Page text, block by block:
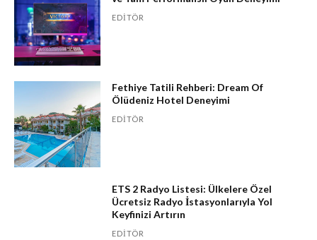
EDITÖR
Fethiye Tatili Rehberi: Dream Of
Ölüdeniz Hotel Deneyimi
EDITÖR
ETS 2 Radyo Listesi: Ülkelere Özel
Ücretsiz Radyo İstasyonlarıyla Yol
Keyfinizi Artırın
EDITÖR